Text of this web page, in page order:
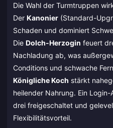
Die Wahl der Turmtruppen
Der Kanonier (Standard-
Schaden und dominiert
Die Dolch-Herzogin feuert
Nachladung ab, was
Conditions und schwache
Königliche Koch stärkt
heilender Nahrung. Ein
drei freigeschaltet und
Flexibilitätsvorteil.